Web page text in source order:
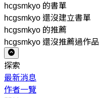
hcgsmkyo 的書單
hcgsmkyo 還沒建立書單
hcgsmkyo 的推薦
hcgsmkyo 還沒推薦過作品
探索
最新消息
作者一覽